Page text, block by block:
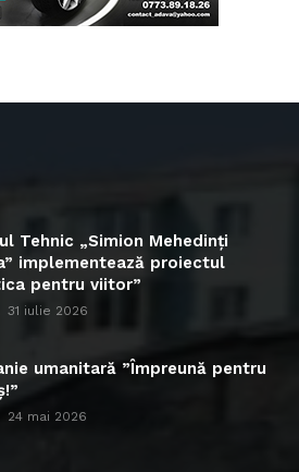
Tehnic „Simion Mehedinți
implementează proiectul
pentru viitor”
31 iulie 2026
umanitară ”Împreună pentru
24 mai 2026